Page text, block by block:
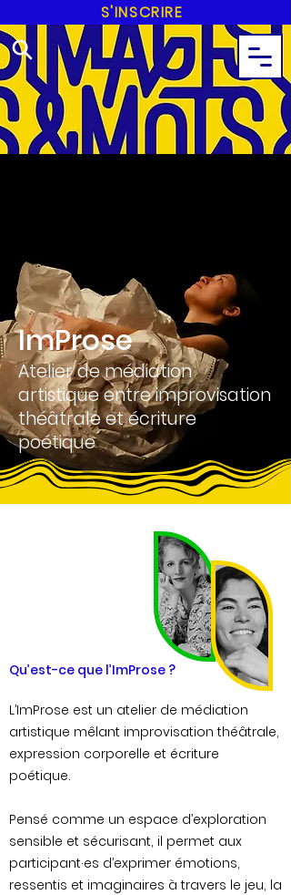
S'INSCRIRE
ImProse
Atelier de médiation
artistique entre improvisation
théâtrale et écriture
poétique
Qu’est-ce que l’ImProse ?
L’ImProse est un atelier de médiation
artistique mêlant improvisation théâtrale,
expression corporelle et écriture
poétique.
Pensé comme un espace d’exploration
sensible et sécurisant, il permet aux
participant·es d’exprimer émotions,
ressentis et imaginaires à travers le jeu, la